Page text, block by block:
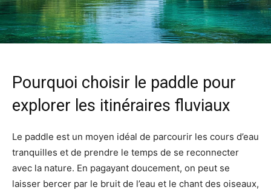
Pourquoi choisir le paddle pour
explorer les itinéraires fluviaux
Le paddle est un moyen idéal de parcourir les cours d’eau
tranquilles et de prendre le temps de se reconnecter
avec la nature. En pagayant doucement, on peut se
laisser bercer par le bruit de l’eau et le chant des oiseaux,